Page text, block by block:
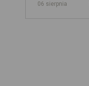
06 sierpnia